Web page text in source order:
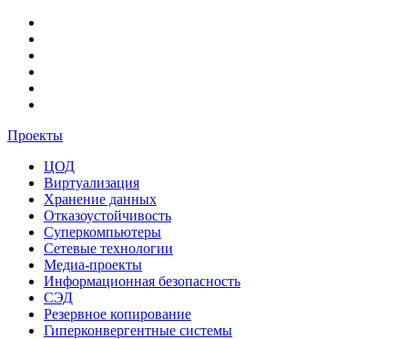
Проекты
ЦОД
Виртуализация
Хранение данных
Отказоустойчивость
Суперкомпьютеры
Сетевые технологии
Медиа-проекты
Информационная безопасность
СЭД
Резервное копирование
Гиперконвергентные системы